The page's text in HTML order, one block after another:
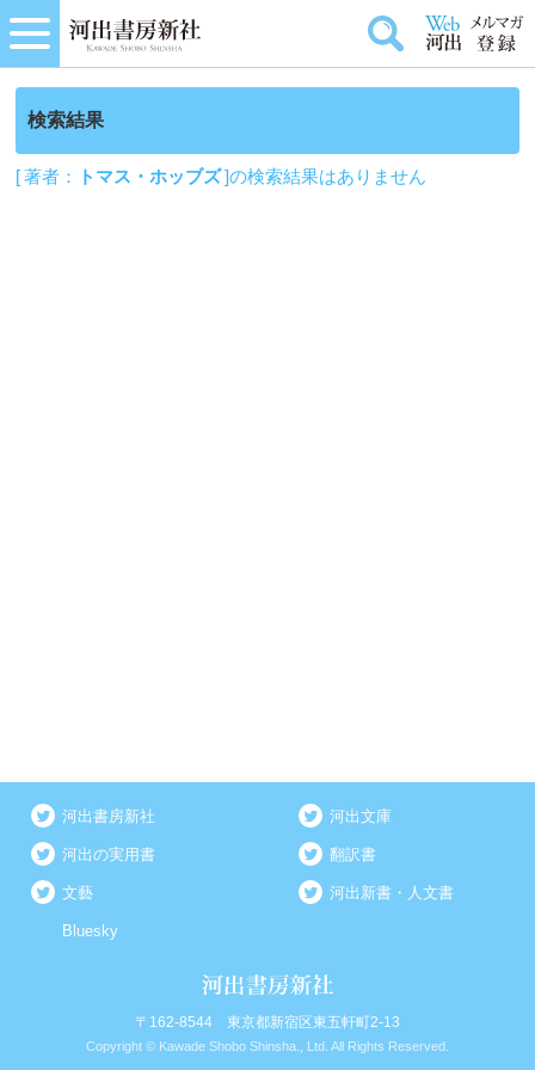
検索結果
[ 著者： トマス・ホッブズ]の検索結果はありません
河出書房新社 河出文庫
河出の実用書 翻訳書
文藝 河出新書・人文書
Bluesky
〒162-8544 東京都新宿区東五軒町2-13
Copyright © Kawade Shobo Shinsha., Ltd. All Rights Reserved.